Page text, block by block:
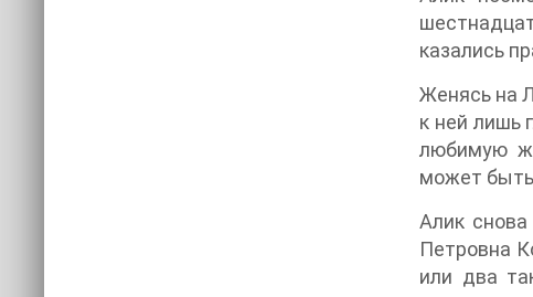
казались
Женясь на
к ней лишь
любимую
может
Алик
Петровна
или два